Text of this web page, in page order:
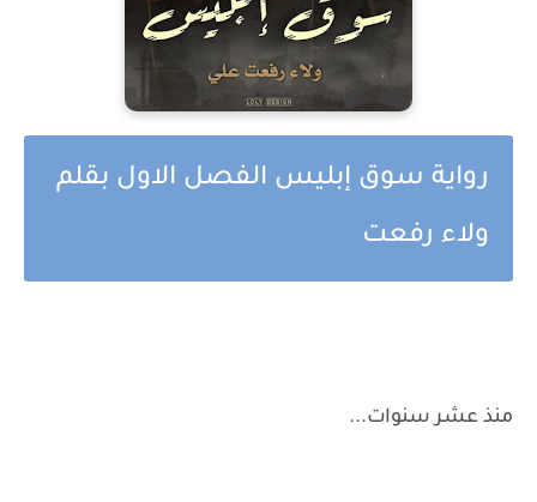
رواية سوق إبليس الفصل الاول بقلم
ولاء رفعت
منذ عشر سنوات...